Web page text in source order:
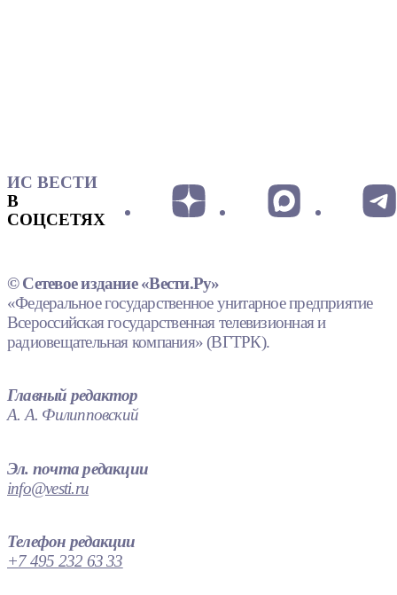
ИС ВЕСТИ
В
СОЦСЕТЯХ
© Сетевое издание «Вести.Ру»
«Федеральное государственное унитарное предприятие
Всероссийская государственная телевизионная и
радиовещательная компания» (ВГТРК).
Главный редактор
А. А. Филипповский
Эл. почта редакции
info@vesti.ru
Телефон редакции
+7 495 232 63 33